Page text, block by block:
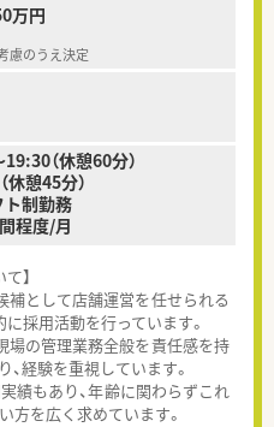
万円
慮のうえ決定
（休憩60分）
憩45分）
制勤務
程度/月
】
として店舗運営を任せられる
採用活動を行っています。
場の管理業務全般を責任感を持
経験を重視しています。
績もあり、年齢に関わらずこれ
方を広く求めています。